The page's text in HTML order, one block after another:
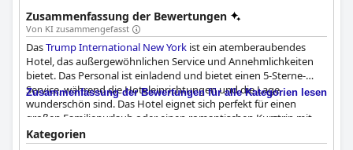
Etagen 23 bis 52.
Zusammenfassung der Bewertungen
Von KI zusammengefasst
DasTrump International New York ist ein atemberaubendes
Hotel, das außergewöhnlichen Service und Annehmlichkeiten
bietet. Das Personal ist einladend und bietet einen 5-Sterne-
Service, während die Hoteleinrichtungen und die Lage
wunderschön sind. Das Hotel eignet sich perfekt für einen
großen Familienurlaub oder einen romantischen Kurztrip mit
bequemen Annehmlichkeiten in der Nähe. Obwohl das hohe
Preisschild hohe Ansprüche stellt, die nach Meinung einiger
Zusammenfassung der Bewertungen für alle Kategorien lesen
Kategorien